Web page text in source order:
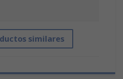
similares